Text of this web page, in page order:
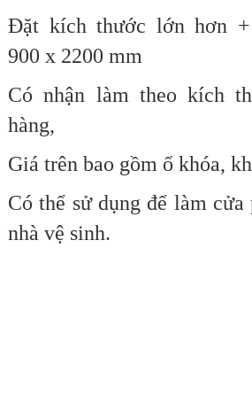
Đặt kích thước lớn hơn
900 x 2200 mm
Có nhận làm theo kích
hàng,
Giá trên bao gồm ổ khóa,
Có thể sử dụng để làm cửa
nhà vệ sinh.